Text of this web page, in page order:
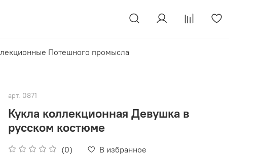
Потешного промысла
арт. 0871
Кукла коллекционная Девушка в
русском костюме
(0) В избранное